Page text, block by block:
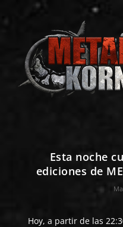
Esta noche
ediciones de
Hoy, a partir de las